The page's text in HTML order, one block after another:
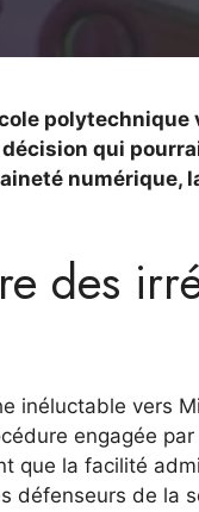
qui
numérique,
des
inéluctable vers
engagée
que la facilité
défenseurs de la